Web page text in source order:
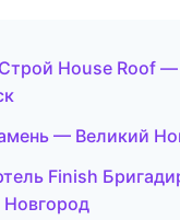
House Roof —
— Великий
Finish
Новгород